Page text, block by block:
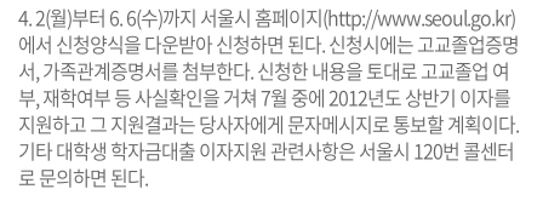
4. 2(월)부터 6. 6(수)까지 서울시 홈페이지(http://www.seoul.go.kr)
에서 신청양식을 다운받아 신청하면 된다. 신청시에는 고교졸업증명
서, 가족관계증명서를 첨부한다. 신청한 내용을 토대로 고교졸업 여
부, 재학여부 등 사실확인을 거쳐 7월 중에 2012년도 상반기 이자를
지원하고 그 지원결과는 당사자에게 문자메시지로 통보할 계획이다.
기타 대학생 학자금대출 이자지원 관련사항은 서울시 120번 콜센터
로 문의하면 된다.